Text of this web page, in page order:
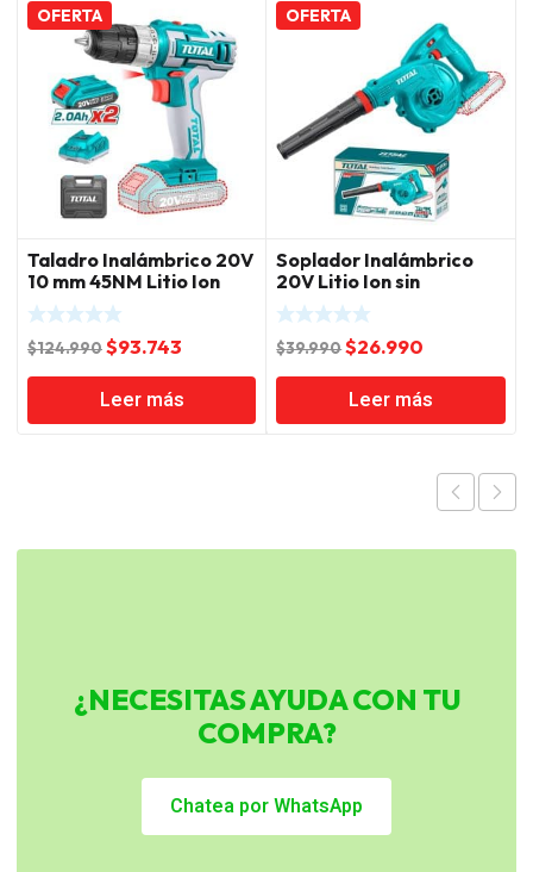
OFERTA
Taladro Inalámbrico 20V
10 mm 45NM Litio Ion
Total
$124.990El
precio
original
era:
$93.743
precio
actual
es:
Leer más
OFERTA
Soplador Inalámbrico
20V Litio Ion sin
BateriaTotal
$39.990El
precio
original
era:
$26.990
precio
actual
es:
Leer más
¿NECESITAS AYUDA CON TU
COMPRA?
Chatea por WhatsApp